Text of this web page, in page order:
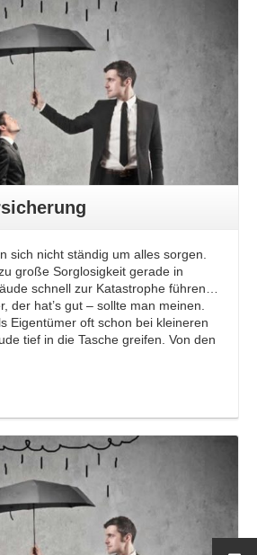
sich nicht ständig um alles sorgen.
große Sorglosigkeit gerade in
schnell zur Katastrophe führen…
der hat’s gut – sollte man meinen.
Eigentümer oft schon bei kleineren
tief in die Tasche greifen. Von den
Read More